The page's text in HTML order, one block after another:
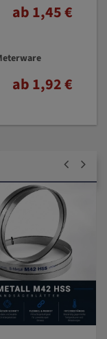
ab 1,45 €
ab 1,92 €